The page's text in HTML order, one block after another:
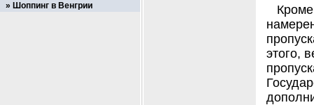
этого,
Шоппинг в Венгрии